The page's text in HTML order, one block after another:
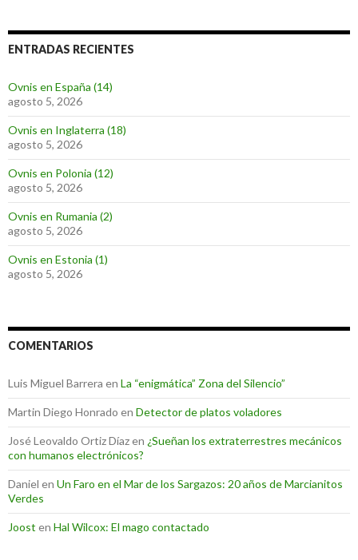
ENTRADAS RECIENTES
Ovnis en España (14)
agosto 5, 2026
Ovnis en Inglaterra (18)
agosto 5, 2026
Ovnis en Polonia (12)
agosto 5, 2026
Ovnis en Rumania (2)
agosto 5, 2026
Ovnis en Estonia (1)
agosto 5, 2026
COMENTARIOS
Luis Miguel Barrera en La “enigmática” Zona del Silencio”
Martin Diego Honrado en Detector de platos voladores
José Leovaldo Ortiz Díazen ¿Sueñan los extraterrestres mecánicos
con humanos electrónicos?
Daniel en Un Faro en el Mar de los Sargazos: 20 años de Marcianitos
Verdes
Joost en Hal Wilcox: El mago contactado